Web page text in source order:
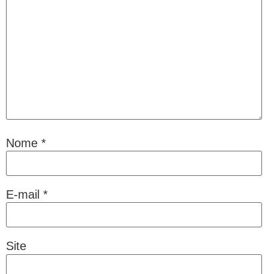
Nome *
E-mail *
Site